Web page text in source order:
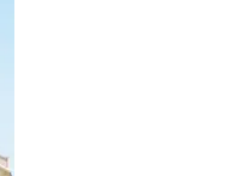
o dedo na tela.